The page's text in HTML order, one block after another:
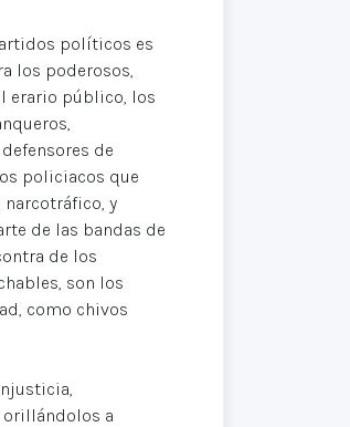
políticos es
los poderosos,
erario público, los
de
policiacos que
y
de las bandas de
de los
son los
como chivos
orillándolos a